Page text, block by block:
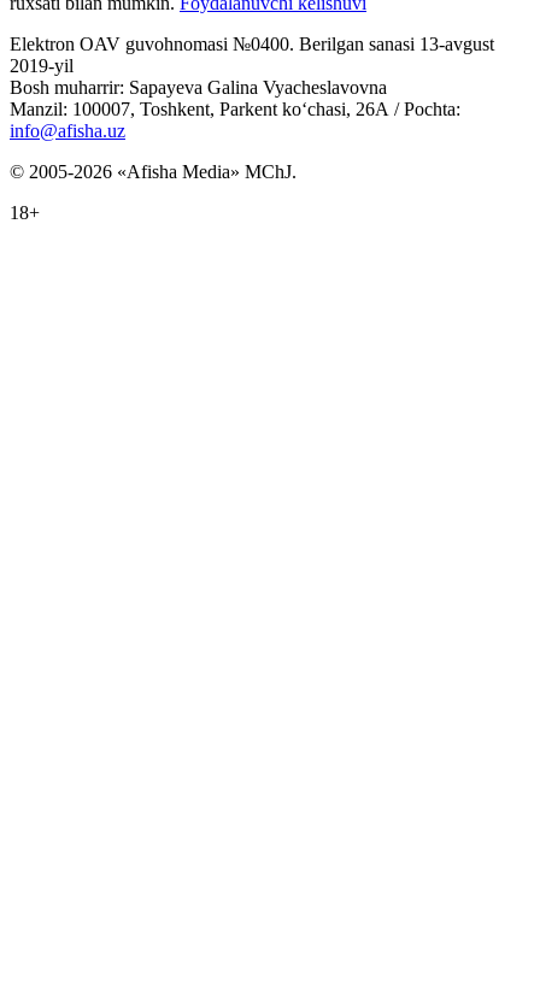
Elektron OAV guvohnomasi №0400. Berilgan sanasi 13-avgust
2019-yil
Bosh muharrir: Sapayeva Galina Vyacheslavovna
Manzil: 100007, Toshkent, Parkent ko‘chasi, 26А / Pochta:
info@afisha.uz
© 2005-2026 «Afisha Media» MChJ.
18+